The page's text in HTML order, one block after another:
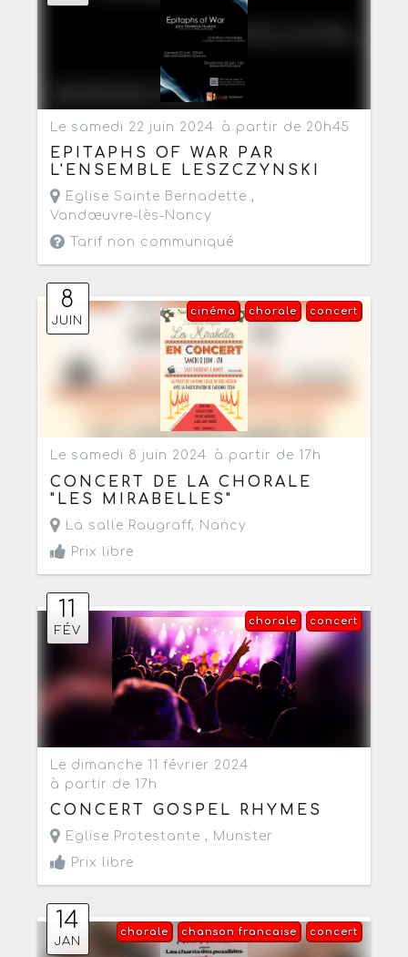
Le samedi 22 juin 2024 à partir de 20h45
EPITAPHS OF WAR PAR
L'ENSEMBLE LESZCZYNSKI
Eglise Sainte Bernadette ,
Vandœuvre-lès-Nancy
Tarif non communiqué
8
JUIN
concert
chorale
cinéma
Le samedi 8 juin 2024 à partir de 17h
CONCERT DE LA CHORALE
"LES MIRABELLES"
La salle Raugraff, Nancy
Prix libre
11
FÉV
concert
chorale
Le dimanche 11 février 2024
à partir de 17h
CONCERT GOSPEL RHYMES
Eglise Protestante , Munster
Prix libre
14
JAN
concert
chanson francaise
chorale